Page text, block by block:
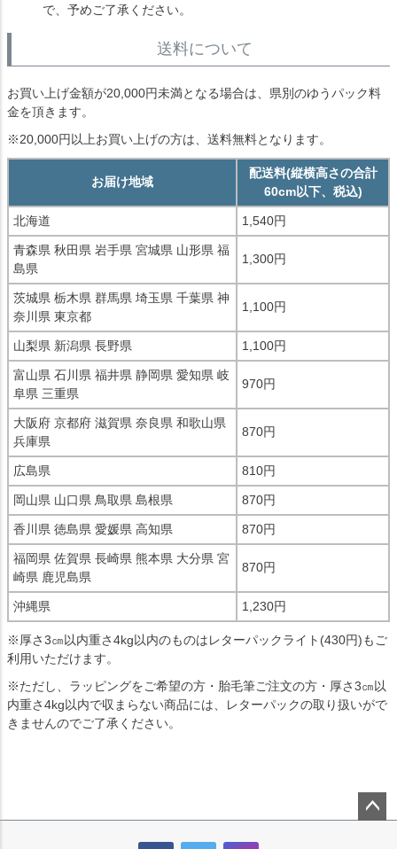
で、予めご了承ください。
送料について
お買い上げ金額が20,000円未満となる場合は、県別のゆうパック料
金を頂きます。
※20,000円以上お買い上げの方は、送料無料となります。
お届け地域
配送料(縦横高さの合計
60cm以下、税込)
北海道 1,540円
青森県 秋田県 岩手県 宮城県 山形県 福
島県
1,300円
茨城県 栃木県 群馬県 埼玉県 千葉県 神
奈川県 東京都
1,100円
山梨県 新潟県 長野県 1,100円
富山県 石川県 福井県 静岡県 愛知県 岐
阜県 三重県
970円
大阪府 京都府 滋賀県 奈良県 和歌山県
兵庫県
870円
広島県 810円
岡山県 山口県 鳥取県 島根県 870円
香川県 徳島県 愛媛県 高知県 870円
福岡県 佐賀県 長崎県 熊本県 大分県 宮
崎県 鹿児島県
870円
沖縄県 1,230円
※厚さ3㎝以内重さ4kg以内のものはレターパックライト(430円)もご
利用いただけます。
※ただし、ラッピングをご希望の方・胎毛筆ご注文の方・厚さ3㎝以
内重さ4kg以内で収まらない商品には、レターパックの取り扱いがで
きませんのでご了承ください。